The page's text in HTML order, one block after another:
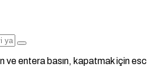
ve entera basın, kapatmak için esc